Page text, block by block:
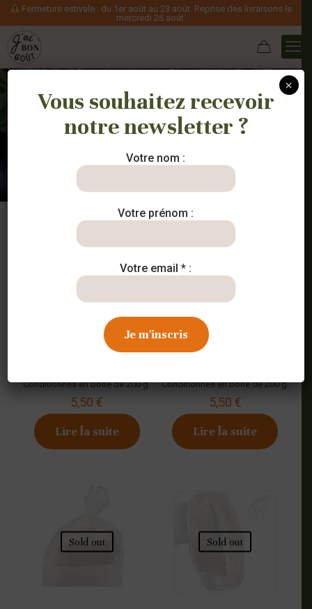
Fermeture estivale : du 1er août au 23 août. Reprise des livraisons le
mercredi 26 août.
Pains
Sold out
Conditionnés en boîte de 200 g.
5,50€
Lire la suite
Sold out
Conditionnés en boîte de 200 g.
5,50 €
Lire la suite
Sold out Sold out
Vous souhaitez recevoir
notre newsletter ?
Votre nom :
Votre prénom :
Votre email * :
×